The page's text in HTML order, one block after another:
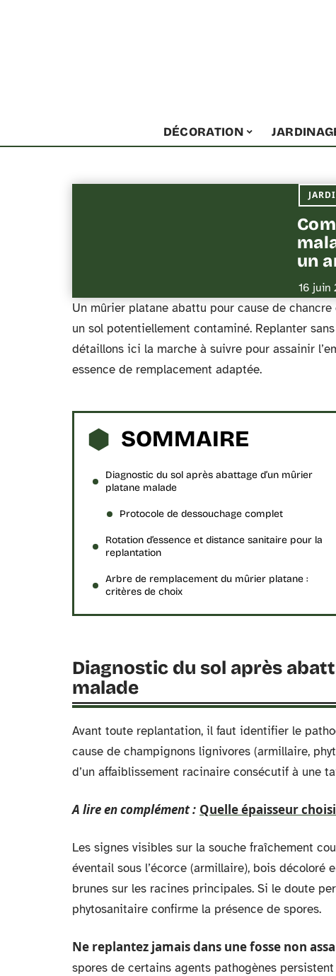
DÉCORATION
un
16 juin
Un mûrier platane abattu pour cause de
un sol potentiellement contaminé. Replanter
détaillons ici la marche à suivre pour assainir
essence de remplacement adaptée.
SOMMAIRE
Diagnostic du sol après abattage d’un mûrier
platane malade
Protocole de dessouchage complet
Rotation d’essence et distance sanitaire pour la
replantation
Arbre de remplacement du mûrier platane :
critères de choix
Diagnostic du sol après
malade
Avant toute replantation, il faut identifier le
cause de champignons lignivores (armillaire,
d’un affaiblissement racinaire consécutif à une
A lire en complément : Quelle épaisseur
Les signes visibles sur la souche fraîchement
éventail sous l’écorce (armillaire), bois décoloré
brunes sur les racines principales. Si le doute
phytosanitaire confirme la présence de spores.
Ne replantez jamais dans une fosse non
spores de certains agents pathogènes